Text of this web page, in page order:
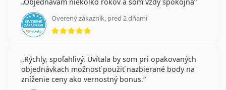
Overený zákazník, pred 2 dňami
hodnotenie 5 z 5
Rýchly, spoľahlivý. Uvítala by som pri opakovaných
objednávkach možnosť použiť nazbierané body na
zníženie ceny ako vernostný bonus.